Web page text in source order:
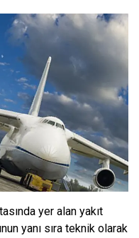
yer alan yakıt
yanı sıra teknik olarak